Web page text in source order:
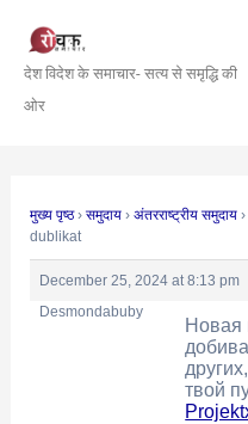
content
देश विदेश के समाचार- सत्य से समृद्धि की
ओर
मुख्य पृष्ठ › समुदाय › अंतरराष्ट्रीय समुदाय ›
dublikat
December 25, 2024 at 8:13 pm
Desmondabuby
Новая
твой
navigation